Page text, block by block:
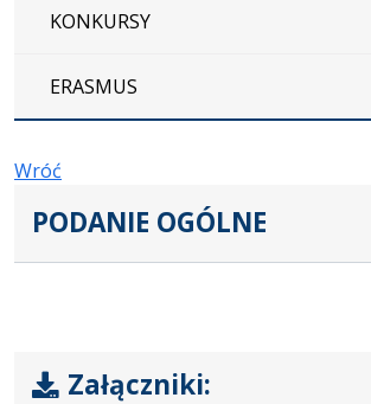
KONKURSY
ERASMUS
Wróć
PODANIE OGÓLNE
Załączniki: